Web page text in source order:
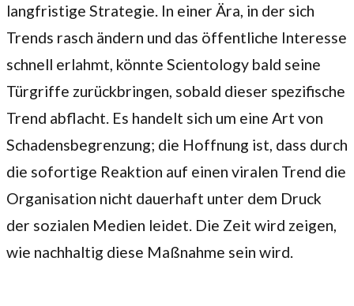
langfristige Strategie. In einer Ära, in der sich
Trends rasch ändern und das öffentliche Interesse
schnell erlahmt, könnte Scientology bald seine
Türgriffe zurückbringen, sobald dieser spezifische
Trend abflacht. Es handelt sich um eine Art von
Schadensbegrenzung; die Hoffnung ist, dass durch
die sofortige Reaktion auf einen viralen Trend die
Organisation nicht dauerhaft unter dem Druck
der sozialen Medien leidet. Die Zeit wird zeigen,
wie nachhaltig diese Maßnahme sein wird.